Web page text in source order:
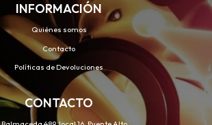
INFORMACIÓN
Quiénes somos
Contacto
Políticas de Devoluciones
CONTACTO